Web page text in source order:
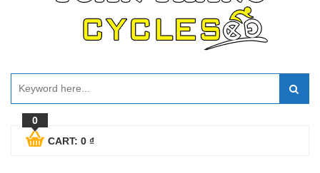
0
CART: 0 ₫